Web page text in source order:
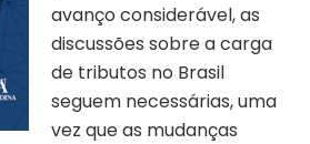
avanço considerável, as
discussões sobre a carga
de tributos no Brasil
seguem necessárias, uma
vez que as mudanças